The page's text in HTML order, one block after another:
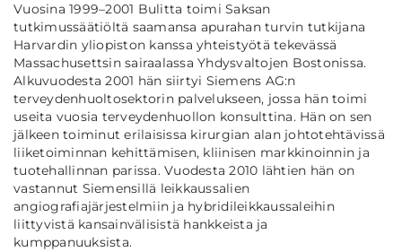
Vuosina 1999–2001 Bulitta toimi Saksan
tutkimussäätiöltä saamansa apurahan turvin tutkijana
Harvardin yliopiston kanssa yhteistyötä tekevässä
Massachusettsin sairaalassa Yhdysvaltojen Bostonissa.
Alkuvuodesta 2001 hän siirtyi Siemens AG:n
terveydenhuoltosektorin palvelukseen, jossa hän toimi
useita vuosia terveydenhuollon konsulttina. Hän on sen
jälkeen toiminut erilaisissa kirurgian alan johtotehtävissä
liiketoiminnan kehittämisen, kliinisen markkinoinnin ja
tuotehallinnan parissa. Vuodesta 2010 lähtien hän on
vastannut Siemensillä leikkaussalien
angiografiajärjestelmiin ja hybridileikkaussaleihin
liittyvistä kansainvälisistä hankkeista ja
kumppanuuksista.